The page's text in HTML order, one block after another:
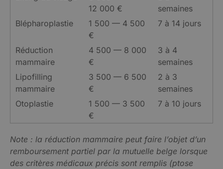
12 000 €
semaines
Blépharoplastie
1 500 — 4 500
€
7 à 14 jours
Réduction
mammaire
4 500 — 8 000
€
3 à 4
semaines
Lipofilling
mammaire
3 500 — 6 500
€
2 à 3
semaines
Otoplastie
1 500 — 3 500
€
7 à 10 jours
Note : la réduction mammaire peut faire l’objet d’un
remboursement partiel par la mutuelle belge lorsque
des critères médicaux précis sont remplis (ptose